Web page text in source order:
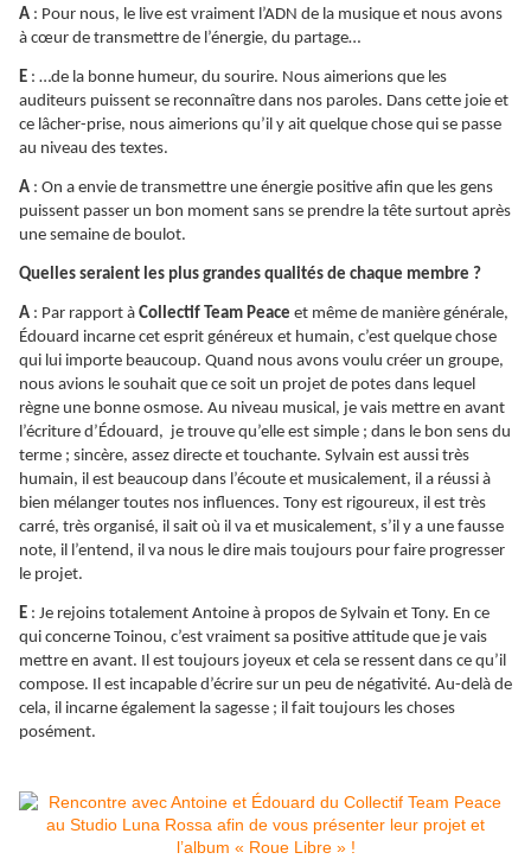
A : Pour nous, le live est vraiment l’ADN de la musique et nous avons
à cœur de transmettre de l’énergie, du partage…
E : …de la bonne humeur, du sourire. Nous aimerions que les
auditeurs puissent se reconnaître dans nos paroles. Dans cette joie et
ce lâcher-prise, nous aimerions qu’il y ait quelque chose qui se passe
au niveau des textes.
A : On a envie de transmettre une énergie positive afin que les gens
puissent passer un bon moment sans se prendre la tête surtout après
une semaine de boulot.
Quelles seraient les plus grandes qualités de chaque membre ?
A : Par rapport à Collectif Team Peace et même de manière générale,
Édouard incarne cet esprit généreux et humain, c’est quelque chose
qui lui importe beaucoup. Quand nous avons voulu créer un groupe,
nous avions le souhait que ce soit un projet de potes dans lequel
règne une bonne osmose. Au niveau musical, je vais mettre en avant
l’écriture d’Édouard, je trouve qu’elle est simple ; dans le bon sens du
terme ; sincère, assez directe et touchante. Sylvain est aussi très
humain, il est beaucoup dans l’écoute et musicalement, il a réussi à
bien mélanger toutes nos influences. Tony est rigoureux, il est très
carré, très organisé, il sait où il va et musicalement, s’il y a une fausse
note, il l’entend, il va nous le dire mais toujours pour faire progresser
le projet.
E : Je rejoins totalement Antoine à propos de Sylvain et Tony. En ce
qui concerne Toinou, c’est vraiment sa positive attitude que je vais
mettre en avant. Il est toujours joyeux et cela se ressent dans ce qu’il
compose. Il est incapable d’écrire sur un peu de négativité. Au-delà de
cela, il incarne également la sagesse ; il fait toujours les choses
posément.